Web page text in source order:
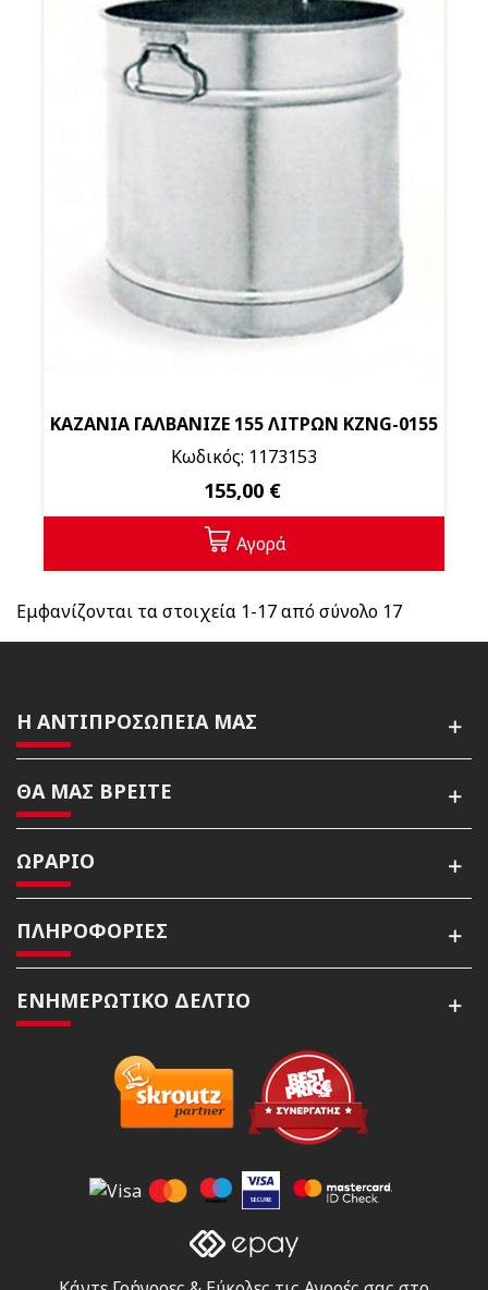
ΚΑΖΑΝΙΑ ΓΑΛΒΑΝΙΖΕ 155 ΛΙΤΡΩΝ KZNG-0155
Κωδικός: 1173153
155,00 €
Αγορά
Εμφανίζονται τα στοιχεία 1-17 από σύνολο 17
Η ΑΝΤΙΠΡΟΣΩΠΕΙΑ ΜΑΣ
ΘΑ ΜΑΣ ΒΡΕΙΤΕ
ΩΡΑΡΙΟ
ΠΛΗΡΟΦΟΡΙΕΣ
ΕΝΗΜΕΡΩΤΙΚΌ ΔΕΛΤΊΟ